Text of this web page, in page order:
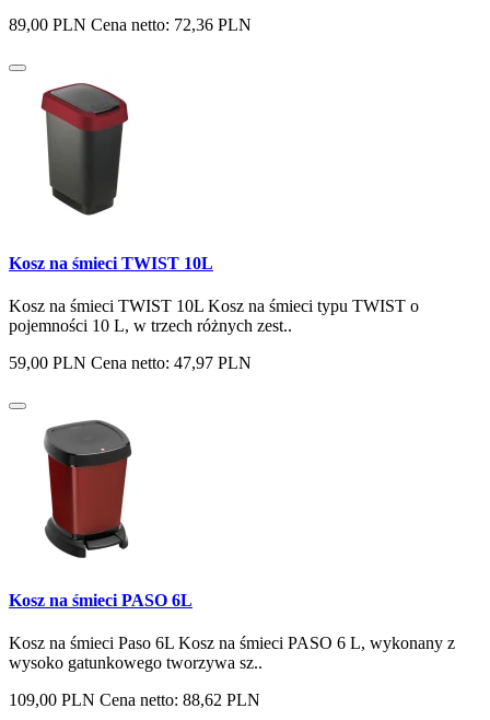
89,00 PLN Cena netto: 72,36 PLN
Kosz na śmieci TWIST 10L
Kosz na śmieci TWIST 10L Kosz na śmieci typu TWIST o
pojemności 10 L, w trzech różnych zest..
59,00 PLN Cena netto: 47,97 PLN
Kosz na śmieci PASO 6L
Kosz na śmieci Paso 6L Kosz na śmieci PASO 6 L, wykonany z
wysoko gatunkowego tworzywa sz..
109,00 PLN Cena netto: 88,62 PLN